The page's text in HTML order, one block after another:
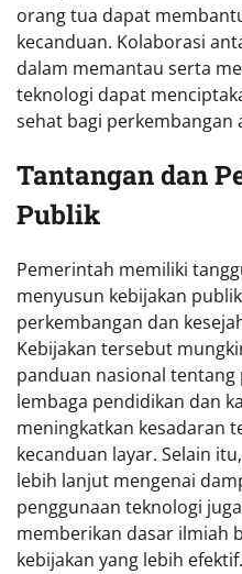
orang tua dapat
kecanduan. Kolaborasi
dalam memantau serta
teknologi dapat
sehat bagi perkembangan
Tantangan dan
Publik
Pemerintah memiliki
menyusun kebijakan
perkembangan dan
Kebijakan tersebut
panduan nasional
lembaga pendidikan dan
meningkatkan kesadaran
kecanduan layar. Selain
lebih lanjut mengenai
penggunaan teknologi
memberikan dasar ilmiah
kebijakan yang lebih efektif.